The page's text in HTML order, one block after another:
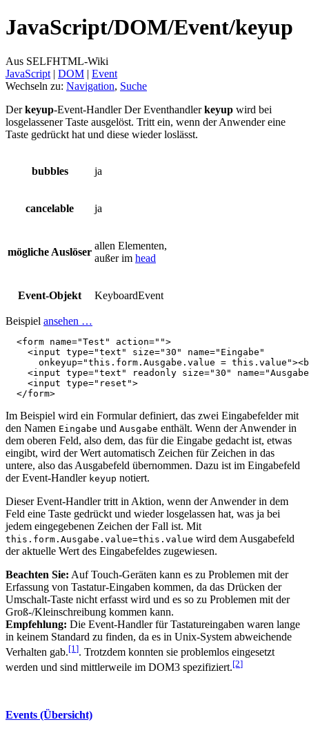
JavaScript/DOM/Event/keyup
Aus SELFHTML-Wiki
JavaScript ‎ | DOM ‎ | Event
Wechseln zu: Navigation, Suche
Derkeyup-Event-Handler Der Eventhandlerkeyup wird bei
losgelassener Taste ausgelöst. Tritt ein, wenn der Anwender eine
Taste gedrückt hat und diese wieder loslässt.
bubbles ja
cancelable ja
mögliche Auslöser
allen Elementen,
außer im head
Event-Objekt KeyboardEvent
Beispiel ansehen …
<form name="Test" action="">
<input type="text" size="30" name="Eingabe"
onkeyup="this.form.Ausgabe.value = this.value"><
<input type="text" readonly size="30" name=
<input type="reset">
</form>
Im Beispiel wird ein Formular definiert, das zwei Eingabefelder mit
den Namen Eingabe und Ausgabe enthält. Wenn der Anwender in
dem oberen Feld, also dem, das für die Eingabe gedacht ist, etwas
eingibt, wird der Wert automatisch Zeichen für Zeichen in das
untere, also das Ausgabefeld übernommen. Dazu ist im Eingabefeld
der Event-Handler keyup notiert.
Dieser Event-Handler tritt in Aktion, wenn der Anwender in dem
Feld eine Taste gedrückt und wieder losgelassen hat, was ja bei
jedem eingegebenen Zeichen der Fall ist. Mit
this.form.Ausgabe.value=this.value wird dem Ausgabefeld
der aktuelle Wert des Eingabefeldes zugewiesen.
Beachten Sie: Auf Touch-Geräten kann es zu Problemen mit der
Erfassung von Tastatur-Eingaben kommen, da das Drücken der
Umschalt-Taste nicht erfasst wird und es so zu Problemen mit der
Groß-/Kleinschreibung kommen kann.
Empfehlung: Die Event-Handler für Tastatureingaben waren lange
in keinem Standard zu finden, da es in Unix-System abweichende
Verhalten gab.[1 ]. Trotzdem konnten sie problemlos eingesetzt
werden und sind mittlerweile im DOM3 spezifiziert.[2]
Events (Übersicht)